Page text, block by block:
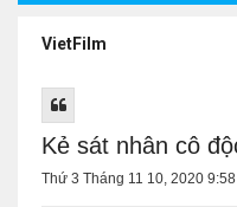
VietFilm
Kẻ sát nhân cô
Thứ 3 Tháng 11 10, 2020